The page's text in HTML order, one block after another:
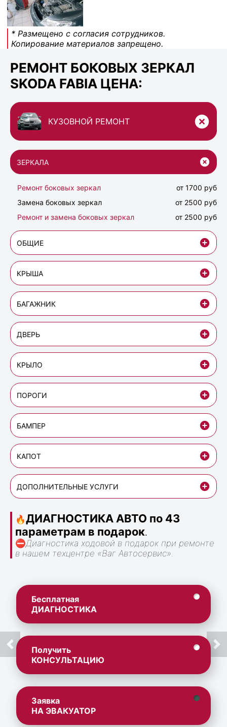
* Размещено с согласия сотрудников.
Копирование материалов запрещено.
РЕМОНТ БОКОВЫХ ЗЕРКАЛ
SKODA FABIA ЦЕНА:
КУЗОВНОЙ РЕМОНТ
ЗЕРКАЛА
Ремонт боковых зеркал
от 1700 руб
Замена боковых зеркал
от 2500 руб
Ремонт и замена боковых зеркал
от 2500 руб
ОБЩИЕ
КРЫША
БАГАЖНИК
ДВЕРЬ
КРЫЛО
ПОРОГИ
БАМПЕР
КАПОТ
ДОПОЛНИТЕЛЬНЫЕ УСЛУГИ
🔥ДИАГНОСТИКА АВТО по 43
параметрам в подарок.
⛔Диагностика ходовой в подарок при ремонте
в нашем техцентре «Ваг Автосервис».
Бесплатная
ДИАГНОСТИКА
Получить
КОНСУЛЬТАЦИЮ
Заявка
НА ЭВАКУАТОР